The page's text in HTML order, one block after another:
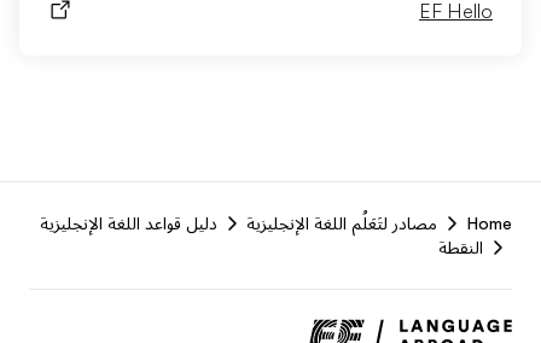
EF Hello
Home مصادر لتَعَلُم اللغة الإنجليزية
دليل قواعد اللغة الإنجليزية
النقطة